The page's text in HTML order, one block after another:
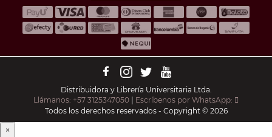
Distribuidora y Librería Universitaria Ltda.
Llámanos: +57 3125347050
Escríbenos por WhatsApp:
Todos los derechos reservados - Copyright © 2026
×